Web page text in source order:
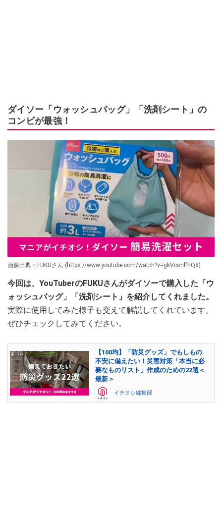
ダイソー「ウォッシュバッグ」「洗剤シート」の
コンビが最強！
画像出典：FUKUさん (https://www.youtube.com/watch?v=gkVcsnlfhQ8)
今回は、YouTuberのFUKUさんがダイソーで購入した「ウ
ォッシュバッグ」「洗剤シート」を紹介してくれました。
実際に使用してみた様子も交えて解説してくれています。
ぜひチェックしてみてください。
【100均】「防災グッズ」でもしもの
不安に備えたい！災害対策「本当に必
要なものリスト」作成のための22選＜
最新＞
イチオシ編集部